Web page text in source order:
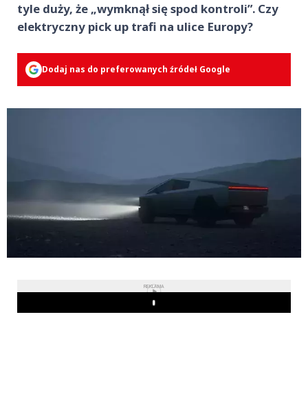
tyle duży, że „wymknął się spod kontroli”. Czy
elektryczny pick up trafi na ulice Europy?
Dodaj nas do preferowanych źródeł Google
REKLAMA
Play